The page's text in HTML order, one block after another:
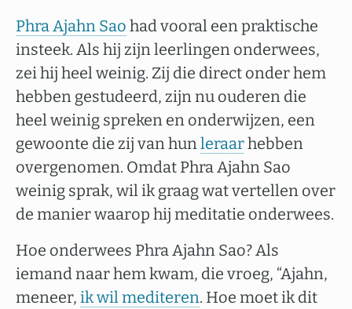
Phra Ajahn Sao had vooral een praktische
insteek. Als hij zijn leerlingen onderwees,
zei hij heel weinig. Zij die direct onder hem
hebben gestudeerd, zijn nu ouderen die
heel weinig spreken en onderwijzen, een
gewoonte die zij van hunleraarhebben
overgenomen. Omdat Phra Ajahn Sao
weinig sprak, wil ik graag wat vertellen over
de manier waarop hij meditatie onderwees.
Hoe onderwees Phra Ajahn Sao? Als
iemand naar hem kwam, die vroeg, “Ajahn,
meneer, ik wil mediteren. Hoe moet ik dit